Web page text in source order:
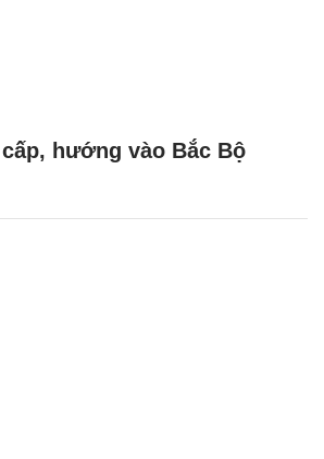
hướng vào Bắc Bộ